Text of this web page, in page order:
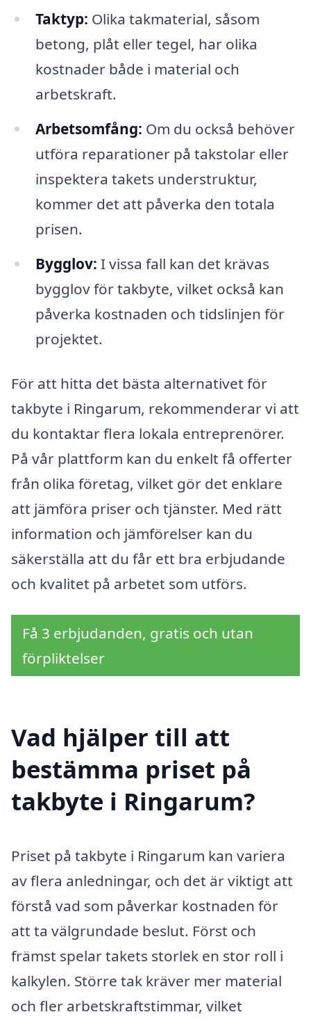
Taktyp: Olika takmaterial, såsom
betong, plåt eller tegel, har olika
kostnader både i material och
arbetskraft.
Arbetsomfång: Om du också behöver
utföra reparationer på takstolar eller
inspektera takets understruktur,
kommer det att påverka den totala
prisen.
Bygglov: I vissa fall kan det krävas
bygglov för takbyte, vilket också kan
påverka kostnaden och tidslinjen för
projektet.
För att hitta det bästa alternativet för
takbyte i Ringarum, rekommenderar vi att
du kontaktar flera lokala entreprenörer.
På vår plattform kan du enkelt få offerter
från olika företag, vilket gör det enklare
att jämföra priser och tjänster. Med rätt
information och jämförelser kan du
säkerställa att du får ett bra erbjudande
och kvalitet på arbetet som utförs.
Få 3 erbjudanden, gratis och utan
förpliktelser
Vad hjälper till att
bestämma priset på
takbyte i Ringarum?
Priset på takbyte i Ringarum kan variera
av flera anledningar, och det är viktigt att
förstå vad som påverkar kostnaden för
att ta välgrundade beslut. Först och
främst spelar takets storlek en stor roll i
kalkylen. Större tak kräver mer material
och fler arbetskraftstimmar, vilket